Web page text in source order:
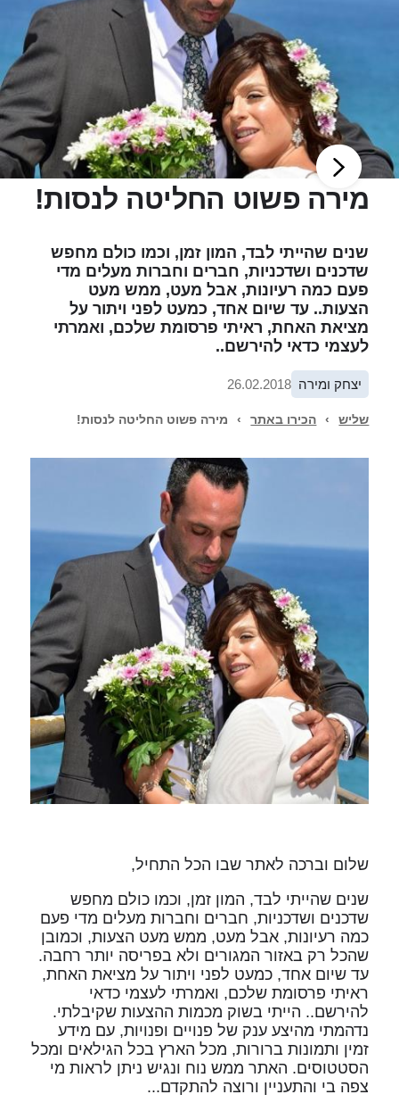
מירה פשוט החליטה לנסות!
שנים שהייתי לבד, המון זמן, וכמו כולם מחפש
שדכנים ושדכניות, חברים וחברות מעלים מדי
פעם כמה רעיונות, אבל מעט, ממש מעט
הצעות.. עד שיום אחד, כמעט לפני ויתור על
מציאת האחת, ראיתי פרסומת שלכם, ואמרתי
לעצמי כדאי להירשם..
יצחק ומירה 26.02.2018
שליש › הכירו באתר › מירה פשוט החליטה לנסות!
שלום וברכה לאתר שבו הכל התחיל,
שנים שהייתי לבד, המון זמן, וכמו כולם מחפש
שדכנים ושדכניות, חברים וחברות מעלים מדי פעם
כמה רעיונות, אבל מעט, ממש מעט הצעות, וכמובן
שהכל רק באזור המגורים ולא בפריסה יותר רחבה.
עד שיום אחד, כמעט לפני ויתור על מציאת האחת,
ראיתי פרסומת שלכם, ואמרתי לעצמי כדאי
להירשם.. הייתי בשוק מכמות ההצעות שקיבלתי.
נדהמתי מהיצע ענק של פנויים ופנויות, עם מידע
זמין ותמונות ברורות, מכל הארץ בכל הגילאים ומכל
הסטטוסים. האתר ממש נוח ונגיש ניתן לראות מי
צפה בי והתעניין ורוצה להתקדם...